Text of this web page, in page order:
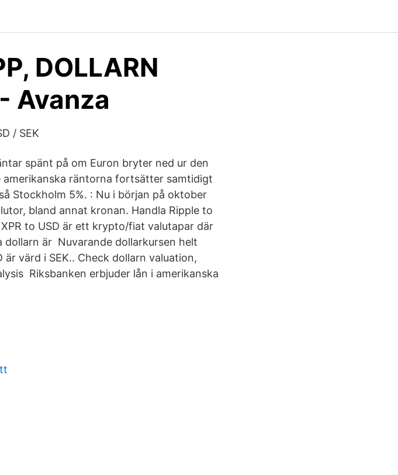
DOLLARN
Avanza
/ SEK
spänt på om Euron bryter ned ur den
räntorna fortsätter samtidigt
Stockholm 5%. : Nu i början på oktober
bland annat kronan. Handla Ripple to
XPR to USD är ett krypto/fiat valutapar där
dollarn är Nuvarande dollarkursen helt
värd i SEK.. Check dollarn valuation,
Riksbanken erbjuder lån i amerikanska